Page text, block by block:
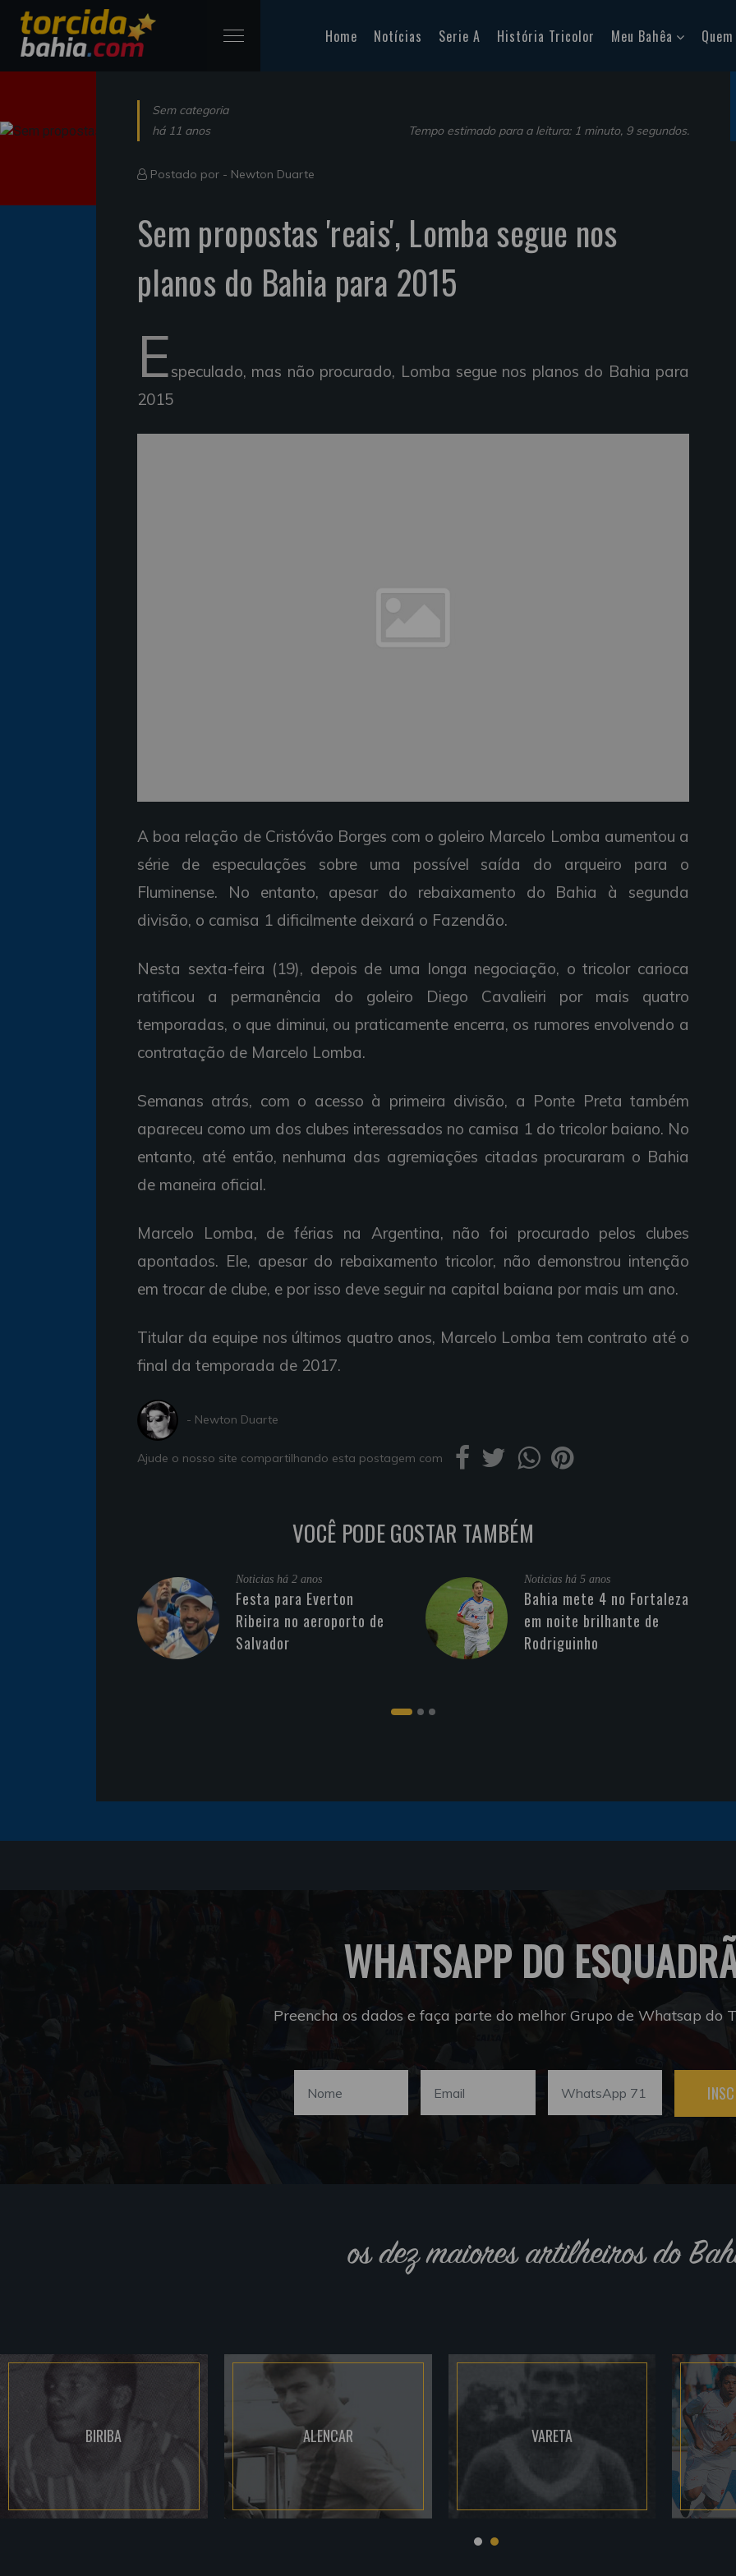
Home Notícias Serie A História Tricolor Meu Bahêa
Sem categoria
há 11 anos
Tempo estimado para a leitura: 1 minuto, 9 segundos.
Postado por - Newton Duarte
Sem propostas 'reais', Lomba segue nos
planos do Bahia para 2015
Especulado, mas não procurado, Lomba segue nos planos do Bahia para
2015
A boa relação de Cristóvão Borges com o goleiro Marcelo Lomba aumentou a
série de especulações sobre uma possível saída do arqueiro para o
Fluminense. No entanto, apesar do rebaixamento do Bahia à segunda
divisão, o camisa 1 dificilmente deixará o Fazendão.
Nesta sexta-feira (19), depois de uma longa negociação, o tricolor carioca
ratificou a permanência do goleiro Diego Cavalieiri por mais quatro
temporadas, o que diminui, ou praticamente encerra, os rumores envolvendo a
contratação de Marcelo Lomba.
Semanas atrás, com o acesso à primeira divisão, a Ponte Preta também
apareceu como um dos clubes interessados no camisa 1 do tricolor baiano. No
entanto, até então, nenhuma das agremiações citadas procuraram o Bahia
de maneira oficial.
Marcelo Lomba, de férias na Argentina, não foi procurado pelos clubes
apontados. Ele, apesar do rebaixamento tricolor, não demonstrou intenção
em trocar de clube, e por isso deve seguir na capital baiana por mais um ano.
Titular da equipe nos últimos quatro anos, Marcelo Lomba tem contrato até o
final da temporada de 2017.
- Newton Duarte
Ajude o nosso site compartilhando esta postagem com
VOCÊ PODE GOSTAR TAMBÉM
Noticias há 2 anos
Festa para Everton
Ribeira no aeroporto de
Salvador
Noticias há 5 anos
Bahia mete 4 no Fortaleza
em noite brilhante de
Rodriguinho
WHATSAPP DO
Preencha os dados e faça parte do melhor Grupo de Whatsap do
os dez maiores artilheiros do
BIRIBA ALENCAR VARETA